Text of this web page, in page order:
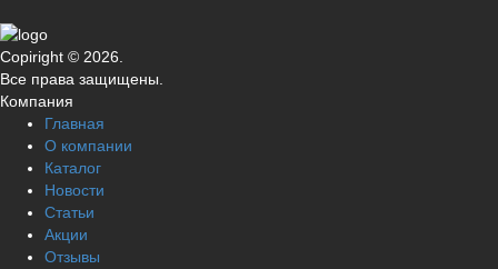
Copiright © 2026.
Все права защищены.
Компания
Главная
О компании
Каталог
Новости
Статьи
Акции
Отзывы